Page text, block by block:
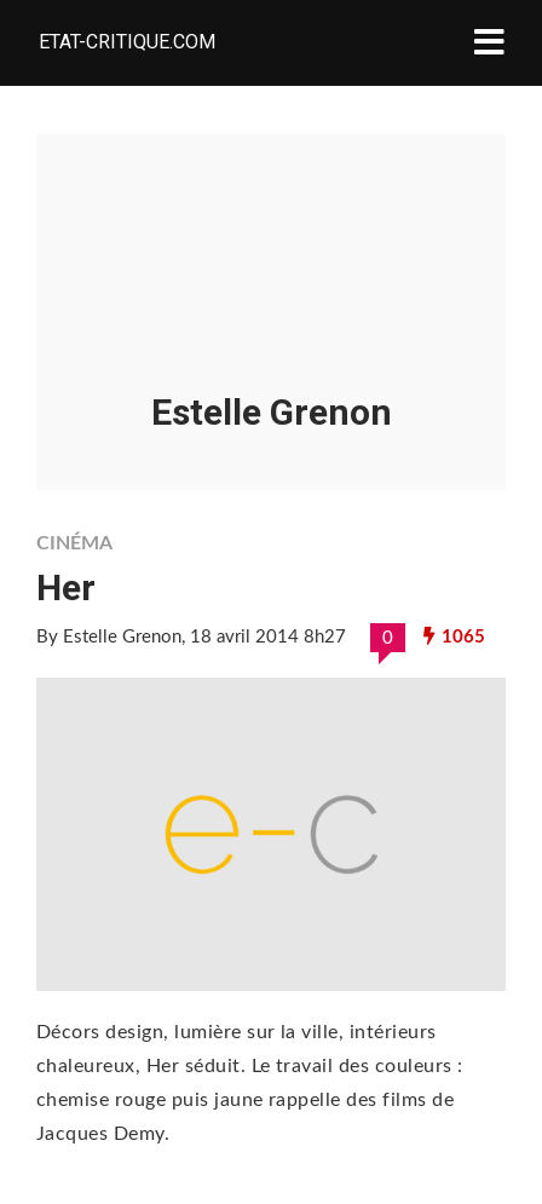
ETAT-CRITIQUE.COM
Estelle Grenon
CINÉMA
Her
By Estelle Grenon, 18 avril 2014 8h27 0 1065
Décors design, lumière sur la ville, intérieurs
chaleureux, Her séduit. Le travail des couleurs :
chemise rouge puis jaune rappelle des films de
Jacques Demy.